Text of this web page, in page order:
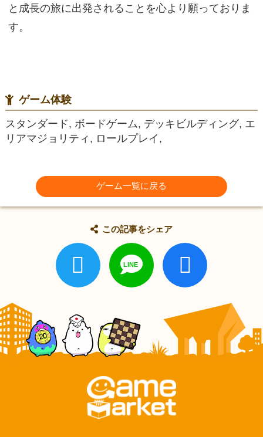
と成長の旅に出発されることを心より願っておりま
す。
ゲーム体験
スタンダード, ボードゲーム, デッキビルディング, エ
リアマジョリティ, ロールプレイ,
ゲーム一覧に戻る
この記事をシェア